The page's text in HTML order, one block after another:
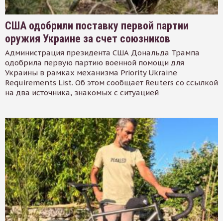
США одобрили поставку первой партии
оружия Украине за счет союзников
Администрация президента США Дональда Трампа
одобрила первую партию военной помощи для
Украины в рамках механизма Priority Ukraine
Requirements List. Об этом сообщает Reuters со ссылкой
на два источника, знакомых с ситуацией